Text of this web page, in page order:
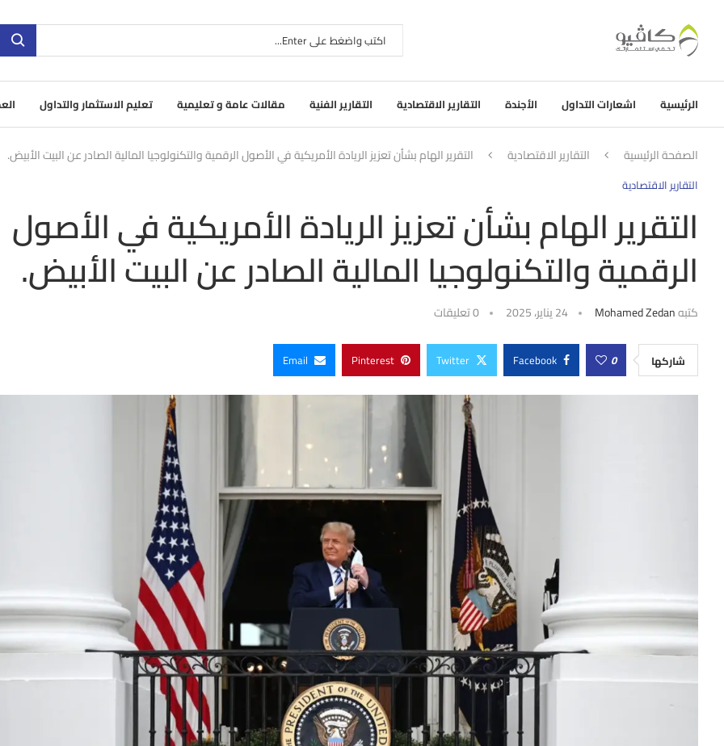
الرئيسية اشعارات التداول الأجندة التقارير الاقتصادية التقارير الفنية مقالات عامة و تعليمية تعليم الاستثمار والتداول
الصفحة الرئيسية التقارير الاقتصادية التقرير الهام بشأن تعزيز الريادة الأمريكية في الأصول الرقمية والتكنولوجيا المالية الصادر عن البيت الأبيض.
التقارير الاقتصادية
التقرير الهام بشأن تعزيز الريادة الأمريكية في الأصول
الرقمية والتكنولوجيا المالية الصادر عن البيت الأبيض.
كتبهMohamed Zedan 24 يناير، 2025 0 تعليقات
شاركها 0
Facebook
Twitter
Pinterest
Email